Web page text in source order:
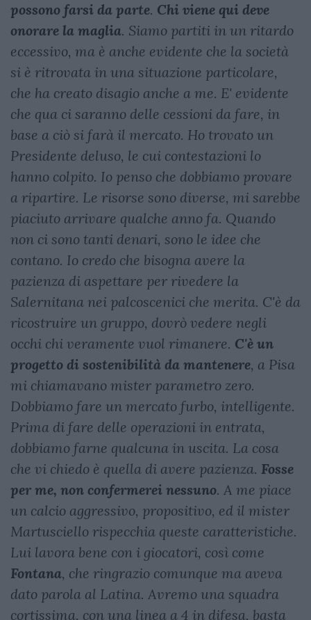
possono farsi da parte. Chi viene qui deve
onorare la maglia. Siamo partiti in un ritardo
eccessivo, ma è anche evidente che la società
si è ritrovata in una situazione particolare,
che ha creato disagio anche a me. E' evidente
che qua ci saranno delle cessioni da fare, in
base a ciò si farà il mercato. Ho trovato un
Presidente deluso, le cui contestazioni lo
hanno colpito. Io penso che dobbiamo provare
a ripartire. Le risorse sono diverse, mi sarebbe
piaciuto arrivare qualche anno fa. Quando
non ci sono tanti denari, sono le idee che
contano. Io credo che bisogna avere la
pazienza di aspettare per rivedere la
Salernitana nei palcoscenici che merita. C'è da
ricostruire un gruppo, dovrò vedere negli
occhi chi veramente vuol rimanere. C'è un
progetto di sostenibilità da mantenere, a Pisa
mi chiamavano mister parametro zero.
Dobbiamo fare un mercato furbo, intelligente.
Prima di fare delle operazioni in entrata,
dobbiamo farne qualcuna in uscita. La cosa
che vi chiedo è quella di avere pazienza. Fosse
per me, non confermerei nessuno. A me piace
un calcio aggressivo, propositivo, ed il mister
Martusciello rispecchia queste caratteristiche.
Lui lavora bene con i giocatori, così come
Fontana, che ringrazio comunque ma aveva
dato parola al Latina. Avremo una squadra
cortissima, con una linea a 4 in difesa, basta